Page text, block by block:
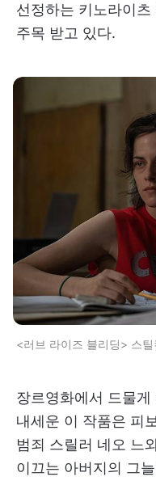
선정하는 키노라이
주목 받고 있다.
<러브 라이즈 블리딩> 스틸
장르영화에서 드물
내세운 이 작품은 피
범죄 스릴러 네오 느
이끄는 아버지의 그